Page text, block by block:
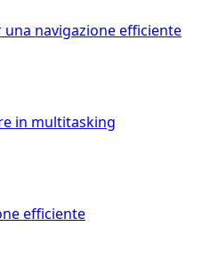
navigazione efficiente
in multitasking
efficiente